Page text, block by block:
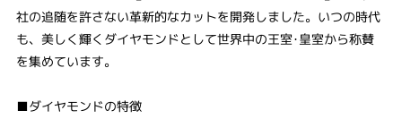
社の追随を許さない革新的なカットを開発しました。いつの時代
も、美しく輝くダイヤモンドとして世界中の王室･皇室から称賛
を集めています。
■ダイヤモンドの特徴